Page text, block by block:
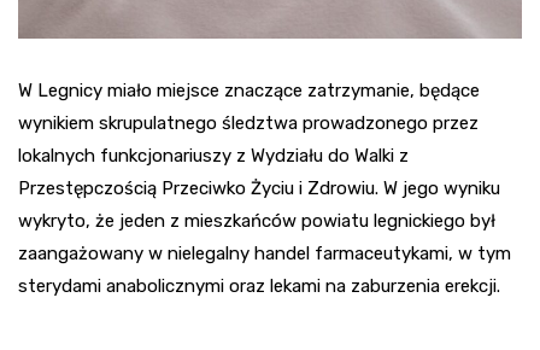
W Legnicy miało miejsce znaczące zatrzymanie, będące
wynikiem skrupulatnego śledztwa prowadzonego przez
lokalnych funkcjonariuszy z Wydziału do Walki z
Przestępczością Przeciwko Życiu i Zdrowiu. W jego wyniku
wykryto, że jeden z mieszkańców powiatu legnickiego był
zaangażowany w nielegalny handel farmaceutykami, w tym
sterydami anabolicznymi oraz lekami na zaburzenia erekcji.